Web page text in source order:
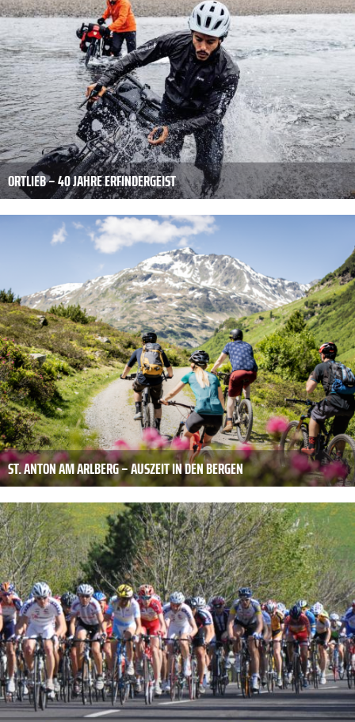
ORTLIEB – 40 JAHRE ERFINDERGEIST
ST. ANTON AM ARLBERG – AUSZEIT IN DEN BERGEN